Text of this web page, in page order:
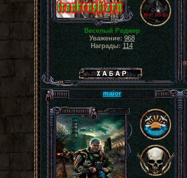
Веселый Роджер
Уважение:968
Награды: 114
Хабар сталкера
maior